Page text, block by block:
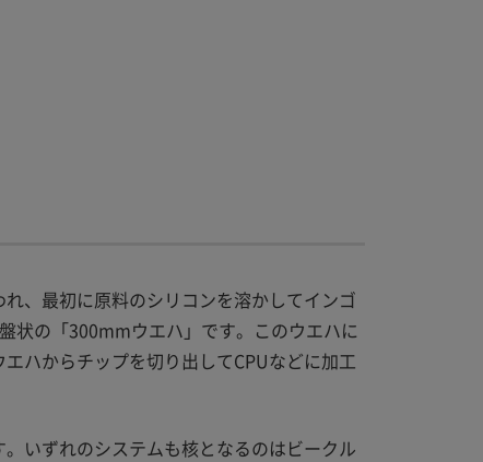
、最初に原料のシリコンを溶かしてインゴ
状の「300mmウエハ」です。このウエハに
ハからチップを切り出してCPUなどに加工
いずれのシステムも核となるのはビークル